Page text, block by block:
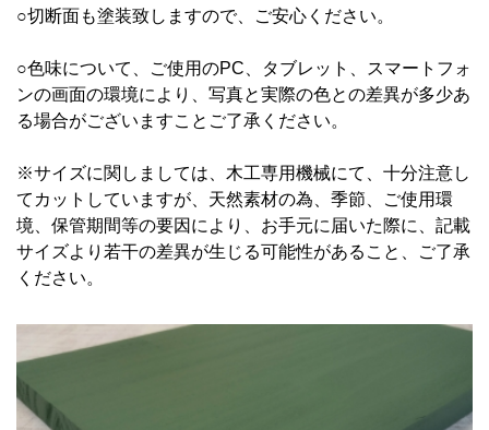
○切断面も塗装致しますので、ご安心ください。
○色味について、ご使用のPC、タブレット、スマートフォ
ンの画面の環境により、写真と実際の色との差異が多少あ
る場合がございますことご了承ください。
※サイズに関しましては、木工専用機械にて、十分注意し
てカットしていますが、天然素材の為、季節、ご使用環
境、保管期間等の要因により、お手元に届いた際に、記載
サイズより若干の差異が生じる可能性があること、ご了承
ください。